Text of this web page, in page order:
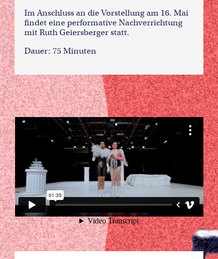
Im Anschluss an die Vorstellung am 16. Mai
findet eine performative Nachverrichtung
mit Ruth Geiersberger statt.
Dauer: 75 Minuten